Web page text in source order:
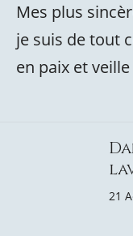
Mes plus
je suis de tout
en paix et
21